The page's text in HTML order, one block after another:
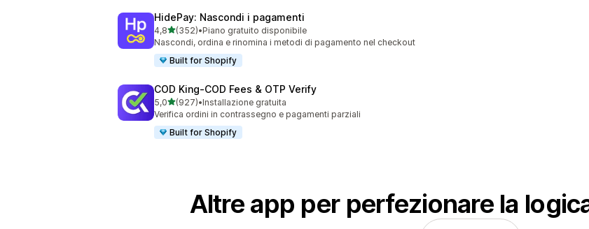
HidePay: Nascondi i pagamenti
4,8stelle su 5
(352)
352 recensioni totali
•Piano gratuito disponibile
Nascondi, ordina e rinomina i metodi di pagamento nel checkout
Built for Shopify
COD King‑COD Fees & OTP Verify
5,0stelle su 5
(927)
927 recensioni totali
•Installazione gratuita
Verifica ordini in contrassegno e pagamenti parziali
Built for Shopify
Altre app per perfezionare la